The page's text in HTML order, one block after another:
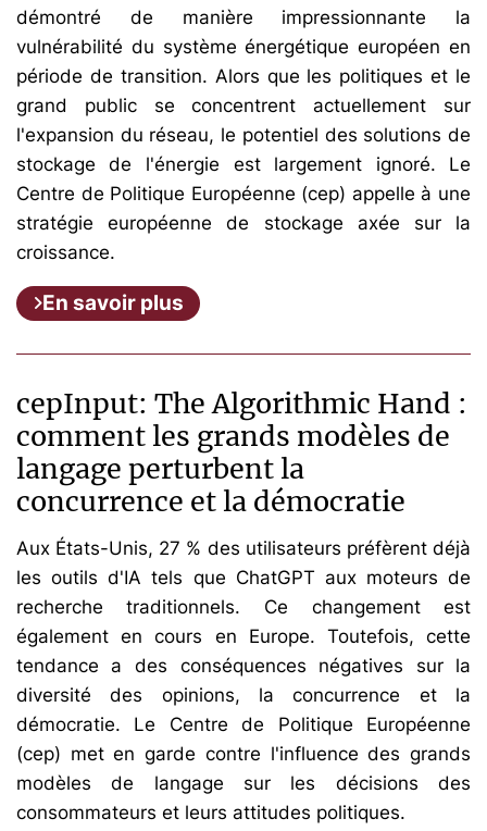
démontré de manière impressionnante la
vulnérabilité du système énergétique européen en
période de transition. Alors que les politiques et le
grand public se concentrent actuellement sur
l'expansion du réseau, le potentiel des solutions de
stockage de l'énergie est largement ignoré. Le
Centre de Politique Européenne (cep) appelle à une
stratégie européenne de stockage axée sur la
croissance.
En savoir plus
cepInput: The Algorithmic Hand :
comment les grands modèles de
langage perturbent la
concurrence et la démocratie
Aux États-Unis, 27 % des utilisateurs préfèrent déjà
les outils d'IA tels que ChatGPT aux moteurs de
recherche traditionnels. Ce changement est
également en cours en Europe. Toutefois, cette
tendance a des conséquences négatives sur la
diversité des opinions, la concurrence et la
démocratie. Le Centre de Politique Européenne
(cep) met en garde contre l'influence des grands
modèles de langage sur les décisions des
consommateurs et leurs attitudes politiques.